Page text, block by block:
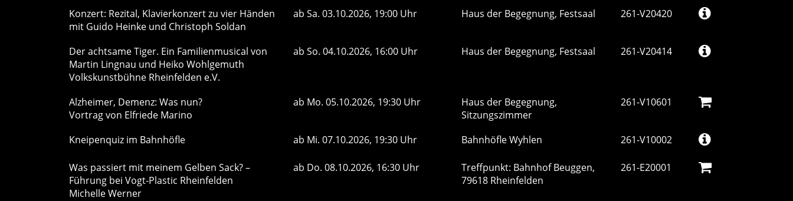
Konzert: Rezital, Klavierkonzert zu vier Händen
mit Guido Heinke und Christoph Soldan
ab Sa. 03.10.2026, 19:00 Uhr Haus der Begegnung, Festsaal 261-V20420
Der achtsame Tiger. Ein Familienmusical von
Martin Lingnau und Heiko Wohlgemuth
Volkskunstbühne Rheinfelden e.V.
ab So. 04.10.2026, 16:00 Uhr Haus der Begegnung, Festsaal 261-V20414
Alzheimer, Demenz: Was nun?
Vortrag von Elfriede Marino
ab Mo. 05.10.2026, 19:30 Uhr
Haus der Begegnung,
Sitzungszimmer
261-V10601
Kneipenquiz im Bahnhöfle ab Mi. 07.10.2026, 19:30 Uhr Bahnhöfle Wyhlen 261-V10002
Was passiert mit meinem Gelben Sack? –
Führung bei Vogt-Plastic Rheinfelden
Michelle Werner
ab Do. 08.10.2026, 16:30 Uhr
Treffpunkt: Bahnhof Beuggen,
79618 Rheinfelden
261-E20001